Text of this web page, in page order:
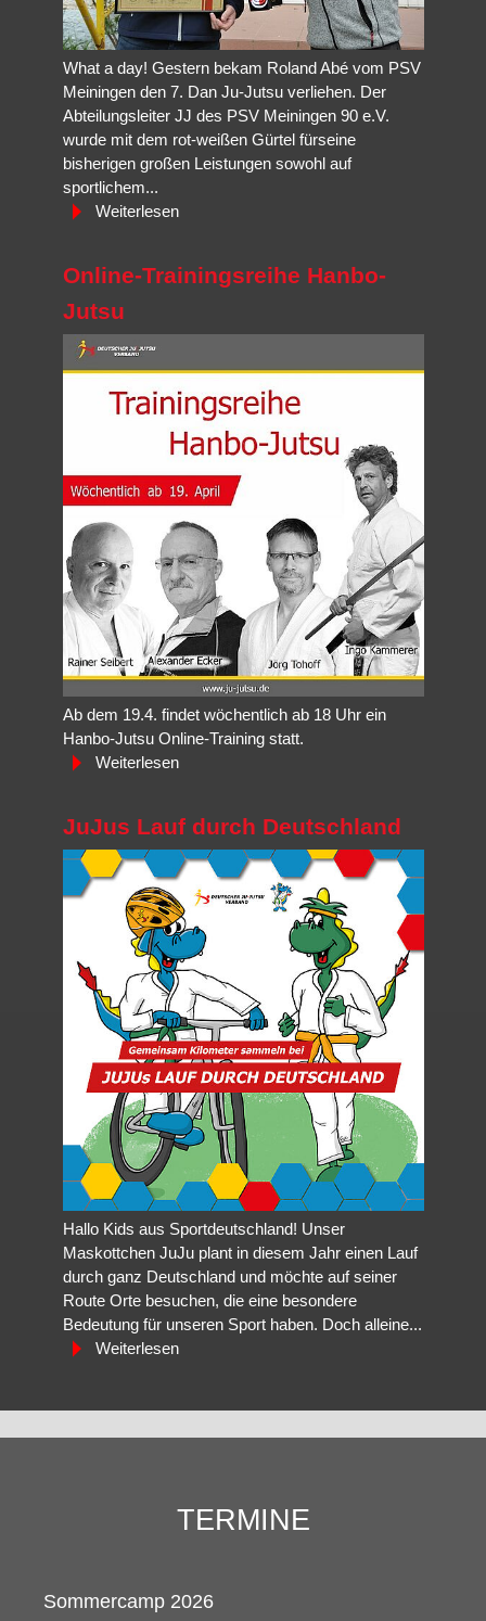
What a day! Gestern bekam Roland Abé vom PSV
Meiningen den 7. Dan Ju-Jutsu verliehen. Der
Abteilungsleiter JJ des PSV Meiningen 90 e.V.
wurde mit dem rot-weißen Gürtel fürseine
bisherigen großen Leistungen sowohl auf
sportlichem...
Weiterlesen
Online-Trainingsreihe Hanbo-
Jutsu
Ab dem 19.4. findet wöchentlich ab 18 Uhr ein
Hanbo-Jutsu Online-Training statt.
Weiterlesen
JuJus Lauf durch Deutschland
Hallo Kids aus Sportdeutschland! Unser
Maskottchen JuJu plant in diesem Jahr einen Lauf
durch ganz Deutschland und möchte auf seiner
Route Orte besuchen, die eine besondere
Bedeutung für unseren Sport haben. Doch alleine...
Weiterlesen
TERMINE
Sommercamp 2026